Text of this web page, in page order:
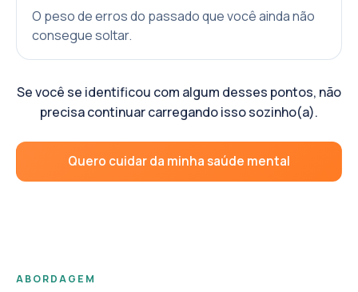
O peso de erros do passado que você ainda não
consegue soltar.
Se você se identificou com algum desses pontos, não
precisa continuar carregando isso sozinho(a).
Quero cuidar da minha saúde mental
ABORDAGEM